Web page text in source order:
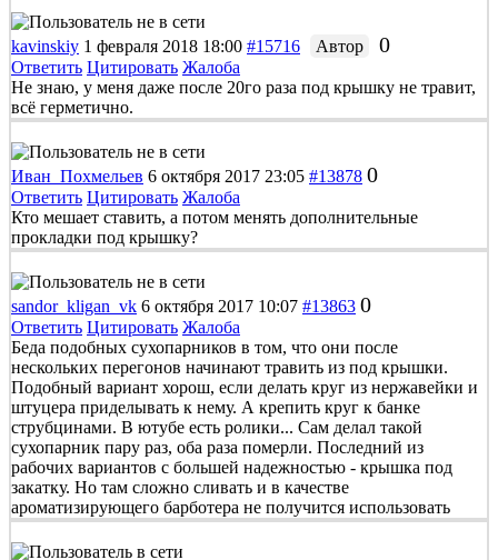
kavinskiy 1 февраля 2018 18:00 #15716 Автор 0
Ответить Цитировать Жалоба
Не знаю, у меня даже после 20го раза под крышку не травит,
всё герметично.
Иван_Похмельев 6 октября 2017 23:05 #13878 0
Ответить Цитировать Жалоба
Кто мешает ставить, а потом менять дополнительные
прокладки под крышку?
sandor_kligan_vk 6 октября 2017 10:07 #13863 0
Ответить Цитировать Жалоба
Беда подобных сухопарников в том, что они после
нескольких перегонов начинают травить из под крышки.
Подобный вариант хорош, если делать круг из нержавейки и
штуцера приделывать к нему. А крепить круг к банке
струбцинами. В ютубе есть ролики... Сам делал такой
сухопарник пару раз, оба раза померли. Последний из
рабочих вариантов с большей надежностью - крышка под
закатку. Но там сложно сливать и в качестве
ароматизирующего барботера не получится использовать